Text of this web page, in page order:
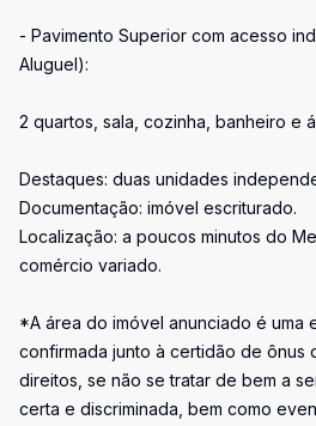
- Pavimento Superior com acesso
Aluguel):
2 quartos, sala, cozinha, banheiro e
Destaques: duas unidades
Documentação: imóvel escriturado.
Localização: a poucos minutos do
comércio variado.
*A área do imóvel anunciado é uma
confirmada junto à certidão de ônus
direitos, se não se tratar de bem a
certa e discriminada, bem como